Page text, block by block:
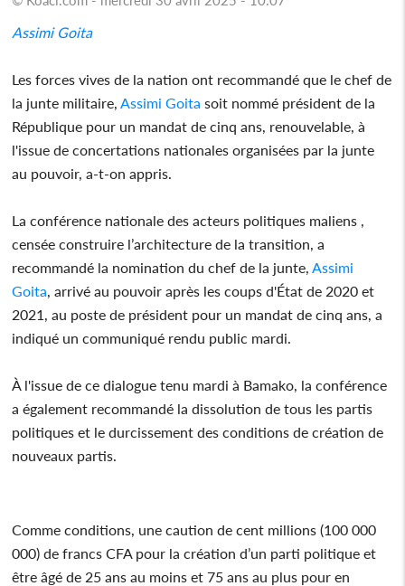
Assimi Goita
Les forces vives de la nation ont recommandé que le chef de
la junte militaire, Assimi Goita soit nommé président de la
République pour un mandat de cinq ans, renouvelable, à
l'issue de concertations nationales organisées par la junte
au pouvoir, a-t-on appris.
La conférence nationale des acteurs politiques maliens ,
censée construire l’architecture de la transition, a
recommandé la nomination du chef de la junte, Assimi
Goita , arrivé au pouvoir après les coups d'État de 2020 et
2021, au poste de président pour un mandat de cinq ans, a
indiqué un communiqué rendu public mardi.
À l'issue de ce dialogue tenu mardi à Bamako, la conférence
a également recommandé la dissolution de tous les partis
politiques et le durcissement des conditions de création de
nouveaux partis.
Comme conditions, une caution de cent millions (100 000
000) de francs CFA pour la création d’un parti politique et
être âgé de 25 ans au moins et 75 ans au plus pour en